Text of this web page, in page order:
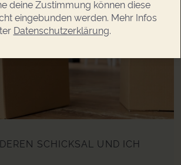
SCHICKSAL UND ICH
deine Zustimmung können diese
eingebunden werden. Mehr Infos
Datenschutzerklärung.